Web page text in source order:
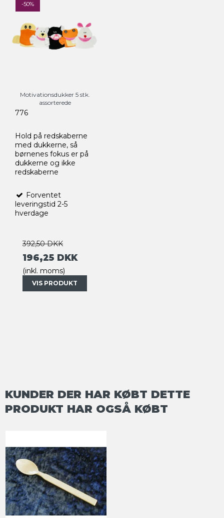
-50%
Motivationsdukker 5 stk.
assorterede
776
Hold på redskaberne
med dukkerne, så
børnenes fokus er på
dukkerne og ikke
redskaberne
Forventet
leveringstid 2-5
hverdage
392,50 DKK
196,25 DKK
(inkl. moms)
VIS PRODUKT
KUNDER DER HAR KØBT DETTE
PRODUKT HAR OGSÅ KØBT